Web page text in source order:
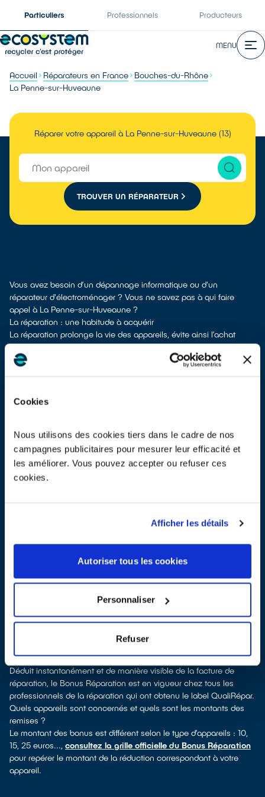
Cookies
Nous utilisons des cookies tiers dans le cadre de nos
campagnes publicitaires pour mesurer leur efficacité et
les améliorer. Vous pouvez accepter ou refuser ces
cookies.
Afficher les détails
Autoriser tous les cookies
Personnaliser
Refuser
Particuliers Professionnels Producteurs
MENU
Accueil Réparateurs en France
Bouches-du-Rhône
La Penne-sur-Huveaune
Réparer votre appareil à La Penne-sur-Huveaune (13)
TROUVER UN RÉPARATEUR
Vous avez besoin d’un dépannage informatique ou d'un
réparateur d'électroménager ? Vous ne savez pas à qui faire
appel à La Penne-sur-Huveaune ?
La réparation : une habitude à acquérir
La réparation prolonge la vie des appareils, évite ainsi l’achat
prématuré de nouveaux produits et donc l’extraction de matières
premières brutes. Lorsqu’un équipement ne marche plus, la
On ne le dira jamais assez, la plupart des équipements
fatiguent les composants si on ne procède pas régulièrement aux
opérations de nettoyage recommandées par les fabricants. Par
exemple, les fabricants de frigos recommandent de dépoussiérer
la grille noire à l’arrière de l’appareil au moins 1 fois par an, à l’aide
d’un chiffon. Pour les aspirateurs sans sac, il est parfois
Huveaune, vous pouvez consulter notreannuaire de réparateurs
labellisés QualiRépar. En cliquant sur la fiche détaillée du
professionnel a obtenu le label. Congélateur, lave-linge, petit
électroménager, télévision, informatique, outillage électroportatif :
à chaque famille d’équipements son réparateur spécialisé et
labellisé QualiRépar.
Comment bénéficier du Bonus Réparation à La Penne-sur-
Huveaune ?
Déduit instantanément et de manière visible de la facture de
réparation, le Bonus Réparation est en vigueur chez tous les
professionnels de la réparation qui ont obtenu le label QualiRépar.
Quels appareils sont concernés et quels sont les montants des
remises ?
Le montant des bonus est différent selon le type d’appareils : 10,
15, 25 euros..., consultez la grille officielle du Bonus Réparation
pour repérer le montant de la réduction correspondant à votre
appareil.